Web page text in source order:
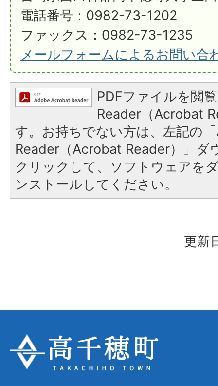
電話番号：0982-73-1202
ファックス：0982-73-1235
メールフォームによるお問い合
PDFファイルを閲
Reader（Acrobat
す。お持ちでない方は、左記の
Reader（Acrobat Reader）」ダ
クリックして、ソフトウェアを
ンストールしてください。
更新